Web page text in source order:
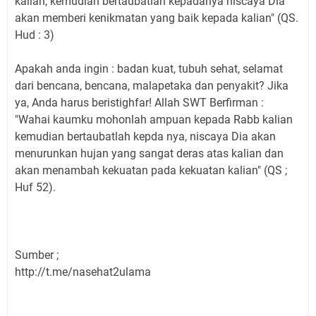
akan memberi kenikmatan yang baik kepada kalian" (QS.
Hud : 3)
Apakah anda ingin : badan kuat, tubuh sehat, selamat
dari bencana, bencana, malapetaka dan penyakit? Jika
ya, Anda harus beristighfar! Allah SWT Berfirman :
"Wahai kaumku mohonlah ampuan kepada Rabb kalian
kemudian bertaubatlah kepda nya, niscaya Dia akan
menurunkan hujan yang sangat deras atas kalian dan
akan menambah kekuatan pada kekuatan kalian" (QS ;
Huf 52).
Sumber ;
http://t.me/nasehat2ulama